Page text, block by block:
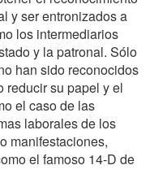
y ser entronizados a
los intermediarios
y la patronal. Sólo
han sido reconocidos
reducir su papel y el
el caso de las
laborales de los
manifestaciones,
el famoso 14-D de